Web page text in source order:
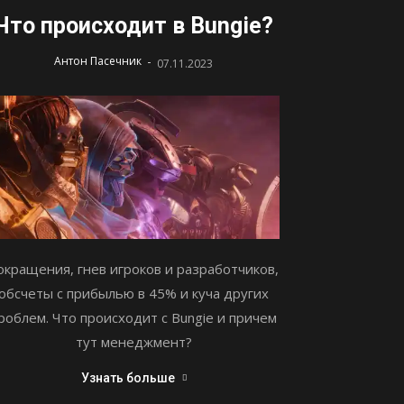
происходит в Bungie?
Антон Пасечник - 07.11.2023
гнев игроков и разработчиков,
с прибылью в 45% и куча других
Что происходит с Bungie и причем
тут менеджмент?
Узнать больше